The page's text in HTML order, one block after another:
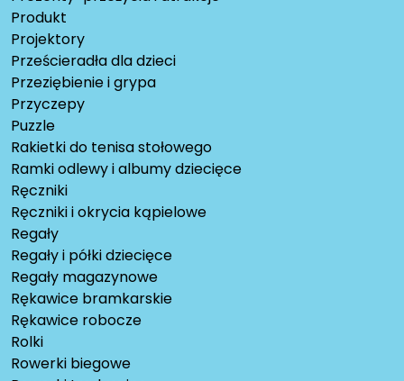
Produkt
Projektory
Prześcieradła dla dzieci
Przeziębienie i grypa
Przyczepy
Puzzle
Rakietki do tenisa stołowego
Ramki odlewy i albumy dziecięce
Ręczniki
Ręczniki i okrycia kąpielowe
Regały
Regały i półki dziecięce
Regały magazynowe
Rękawice bramkarskie
Rękawice robocze
Rolki
Rowerki biegowe